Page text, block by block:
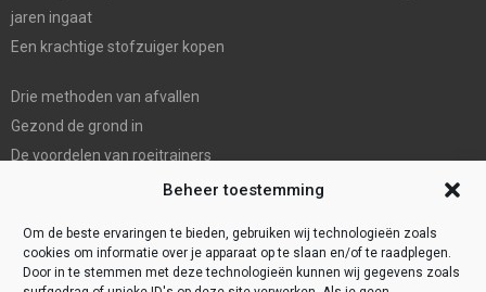
Beheer toestemming
Om de beste ervaringen te bieden, gebruiken wij technologieën zoals
cookies om informatie over je apparaat op te slaan en/of te raadplegen.
Door in te stemmen met deze technologieën kunnen wij gegevens zoals
jaren ingaat
Een krachtige stofzuiger kopen
Drie methoden van afvallen
Gezond de grond in
De voordelen van roeitrainers
De Mondhygienist & Tandarts Zaandam: Uw betrouwbare partner in